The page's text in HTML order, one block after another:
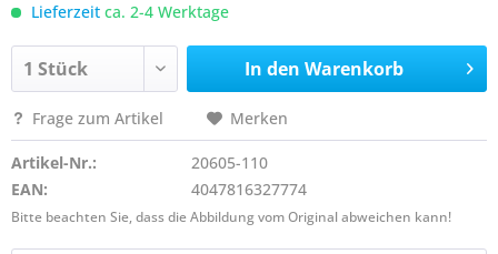
Lieferzeit ca. 2-4 Werktage
In den Warenkorb
Frage zum Artikel Merken
Artikel-Nr.:
20605-110
EAN:
4047816327774
Bitte beachten Sie, dass die Abbildung vom Original abweichen kann!